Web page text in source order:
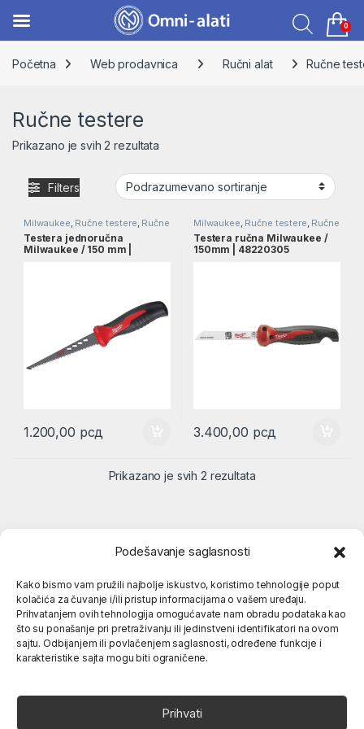
Podešavanje saglasnosti
Kako bismo vam pružili najbolje iskustvo, koristimo tehnologije poput
kolačića za čuvanje i/ili pristup informacijama o vašem uređaju.
Prihvatanjem ovih tehnologija omogućavate nam obradu podataka kao
što su ponašanje pri pretraživanju ili jedinstveni identifikatori na ovom
sajtu. Odbijanjem ili povlačenjem saglasnosti, određene funkcije i
karakteristike sajta mogu biti ograničene.
Prihvati
Početna
Web prodavnica Ručni alat Ručne
Ručne testere
Prikazano je svih 2 rezultata
Filters
Milwaukee, Ručne testere, Ručne
testere Ručni alat
Testera jednoručna
Milwaukee / 150 mm |
1.200,00 рсд
Milwaukee, Ručne testere, Ručne
testere Ručni alat
Testera ručna Milwaukee /
150mm | 48220305
3.400,00 рсд
Prikazano je svih 2 rezultata
Popularne kategorije
O nama
0